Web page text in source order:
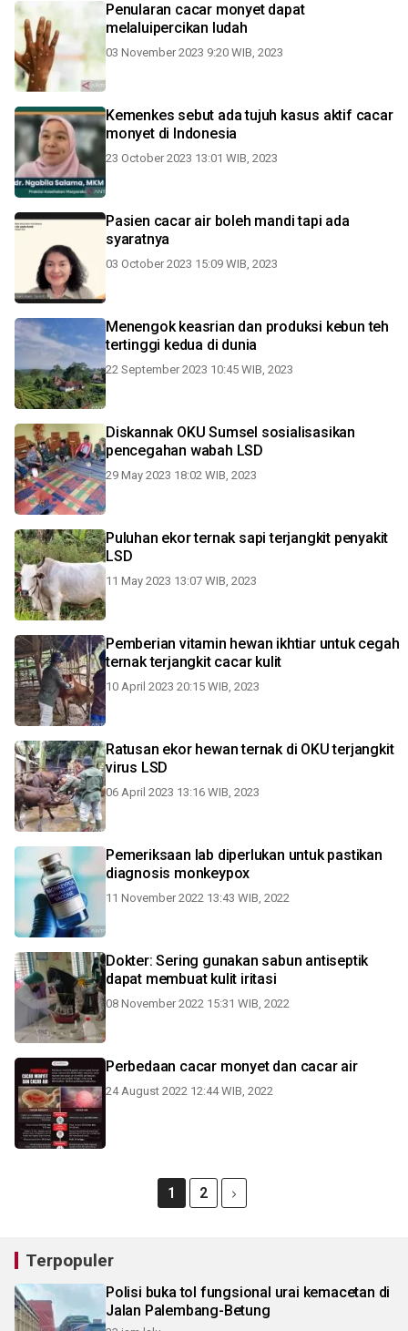
Penularan cacar monyet dapat
melaluipercikan ludah
03 November 2023 9:20 WIB, 2023
Kemenkes sebut ada tujuh kasus aktif cacar
monyet di Indonesia
23 October 2023 13:01 WIB, 2023
Pasien cacar air boleh mandi tapi ada
syaratnya
03 October 2023 15:09 WIB, 2023
Menengok keasrian dan produksi kebun teh
tertinggi kedua di dunia
22 September 2023 10:45 WIB, 2023
Diskannak OKU Sumsel sosialisasikan
pencegahan wabah LSD
29 May 2023 18:02 WIB, 2023
Puluhan ekor ternak sapi terjangkit penyakit
LSD
11 May 2023 13:07 WIB, 2023
Pemberian vitamin hewan ikhtiar untuk cegah
ternak terjangkit cacar kulit
10 April 2023 20:15 WIB, 2023
Ratusan ekor hewan ternak di OKU terjangkit
virus LSD
06 April 2023 13:16 WIB, 2023
Pemeriksaan lab diperlukan untuk pastikan
diagnosis monkeypox
11 November 2022 13:43 WIB, 2022
Dokter: Sering gunakan sabun antiseptik
dapat membuat kulit iritasi
08 November 2022 15:31 WIB, 2022
Perbedaan cacar monyet dan cacar air
24 August 2022 12:44 WIB, 2022
1 2
Terpopuler
Polisi buka tol fungsional urai kemacetan di
Jalan Palembang-Betung